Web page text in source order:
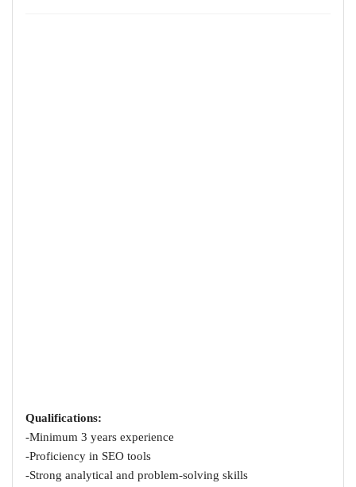
Qualifications:
-Minimum 3 years experience
-Proficiency in SEO tools
-Strong analytical and problem-solving skills